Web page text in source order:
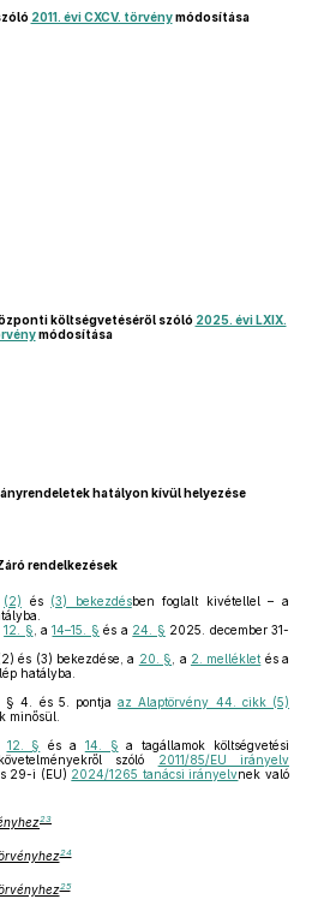
2011. évi CXCV. törvénymódosítása
költségvetéséről szóló 2025. évi LXIX.
módosítása
hatályon kívül helyezése
rendelkezések
(2) és (3) bekezdésben foglalt kivétellel – a
12. § , a14–15. § és a 24. § 2025. december 31-
és (3) bekezdése, a 20. § , a 2. melléklet és a
hatályba.
§ 4. és 5. pontjaaz Alaptörvény 44. cikk (5)
minősül.
12. § és a 14. § a tagállamok költségvetési
szóló
2011/85/EU irányelv
29-i (EU) 2024/1265 tanácsi irányelvnek való
23
24
25